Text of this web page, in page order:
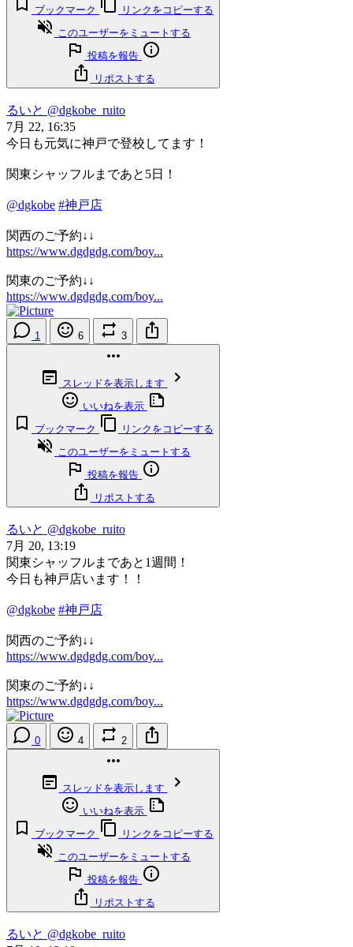
ブックマーク
リンクをコピーする
このユーザーをミュートする
投稿を報告
リポストする
るいと @dgkobe_ruito
7月 22, 16:35
今日も元気に神戸で登校してます！
関東シャッフルまであと5日！
@dgkobe #神戸店
関西のご予約↓↓
https://www.dgdgdg.com/boy...
関東のご予約↓↓
https://www.dgdgdg.com/boy...
1 6 3
スレッドを表示します
いいねを表示
ブックマーク
リンクをコピーする
このユーザーをミュートする
投稿を報告
リポストする
るいと @dgkobe_ruito
7月 20, 13:19
関東シャッフルまであと1週間！
今日も神戸店います！！
@dgkobe #神戸店
関西のご予約↓↓
https://www.dgdgdg.com/boy...
関東のご予約↓↓
https://www.dgdgdg.com/boy...
0 4 2
スレッドを表示します
いいねを表示
ブックマーク
リンクをコピーする
このユーザーをミュートする
投稿を報告
リポストする
るいと @dgkobe_ruito